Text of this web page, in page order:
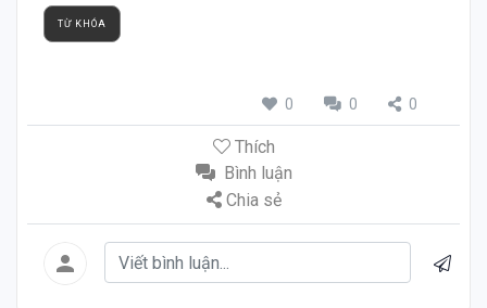
TỪ KHÓA
0 0 0
Thích
Bình luận
Chia sẻ